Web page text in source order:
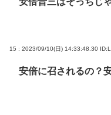
15 : 2023/09/10(日) 14:33:48.30
安倍に召されるの？